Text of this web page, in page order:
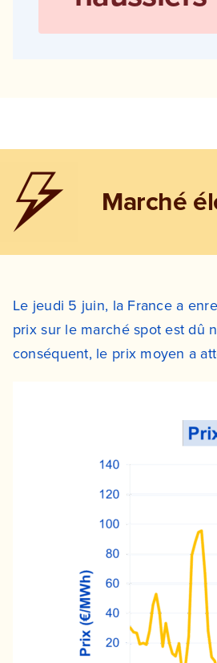
Marché
Le jeudi 5 juin, la France a
prix sur le marché spot est dû
conséquent, le prix moyen a